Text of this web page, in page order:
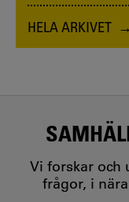
HELA ARKIVET
Vi forskar och
frågor, i